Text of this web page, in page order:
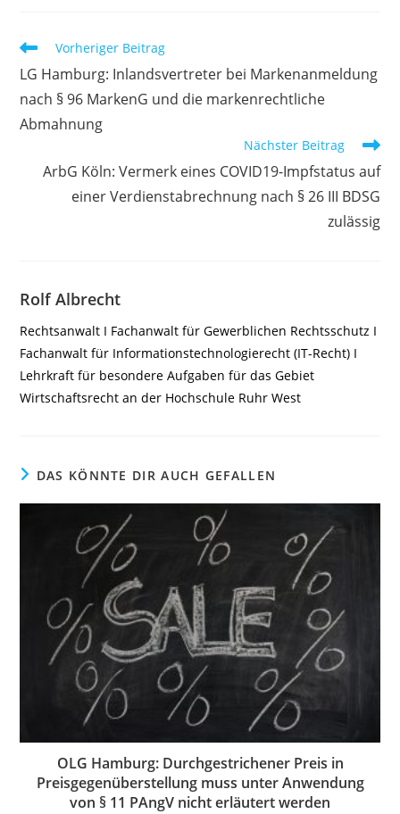
Weitere
ansehen
Vorheriger Beitrag
LG Hamburg: Inlandsvertreter bei Markenanmeldung
nach § 96 MarkenG und die markenrechtliche
Abmahnung
Nächster Beitrag
ArbG Köln: Vermerk eines COVID19-Impfstatus auf
einer Verdienstabrechnung nach § 26 III BDSG
zulässig
Rolf Albrecht
Rechtsanwalt I Fachanwalt für Gewerblichen Rechtsschutz I
Fachanwalt für Informationstechnologierecht (IT-Recht) I
Lehrkraft für besondere Aufgaben für das Gebiet
Wirtschaftsrecht an der Hochschule Ruhr West
DAS KÖNNTE DIR AUCH GEFALLEN
OLG Hamburg: Durchgestrichener Preis in
Preisgegenüberstellung muss unter Anwendung
von § 11 PAngV nicht erläutert werden